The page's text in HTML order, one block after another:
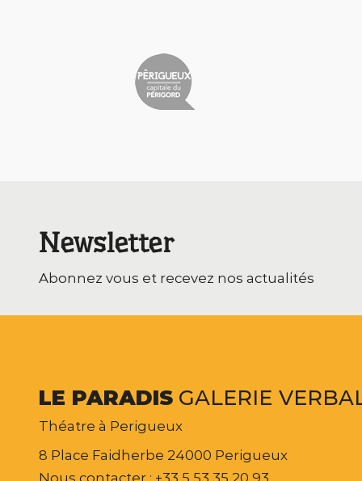
Newsletter
Abonnez vous et recevez nos actualités
LE PARADIS GALERIE
Théatre à Perigueux
8 Place Faidherbe 24000 Perigueux